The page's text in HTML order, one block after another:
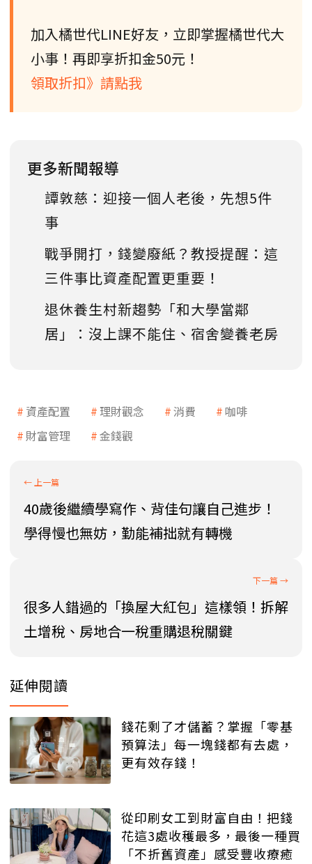
加入橘世代LINE好友，立即掌握橘世代大
小事！再即享折扣金50元！
領取折扣》請點我
更多新聞報導
譚敦慈：迎接一個人老後，先想5件
事
戰爭開打，錢變廢紙？教授提醒：這
三件事比資產配置更重要！
退休養生村新趨勢「和大學當鄰
居」：沒上課不能住、宿舍變養老房
資產配置 理財觀念 消費
咖啡
財富管理
金錢觀
40歲後繼續學寫作、背佳句讓自己進步！
學得慢也無妨，勤能補拙就有轉機
很多人錯過的「換屋大紅包」這樣領！拆解
土增稅、房地合一稅重購退稅關鍵
延伸閱讀
錢花剩了才儲蓄？掌握「零基
預算法」每一塊錢都有去處，
更有效存錢！
從印刷女工到財富自由！把錢
花這3處收穫最多，最後一種買
「不折舊資產」感受豐收療癒